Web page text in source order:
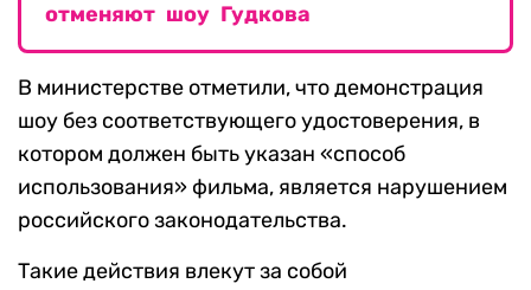
отменяют шоу Гудкова
В министерстве отметили, что демонстрация
шоу без соответствующего удостоверения, в
котором должен быть указан «способ
использования» фильма, является нарушением
российского законодательства.
Такие действия влекут за собой